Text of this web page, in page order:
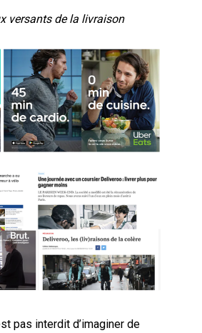
versants de la livraison
pas interdit d’imaginer de